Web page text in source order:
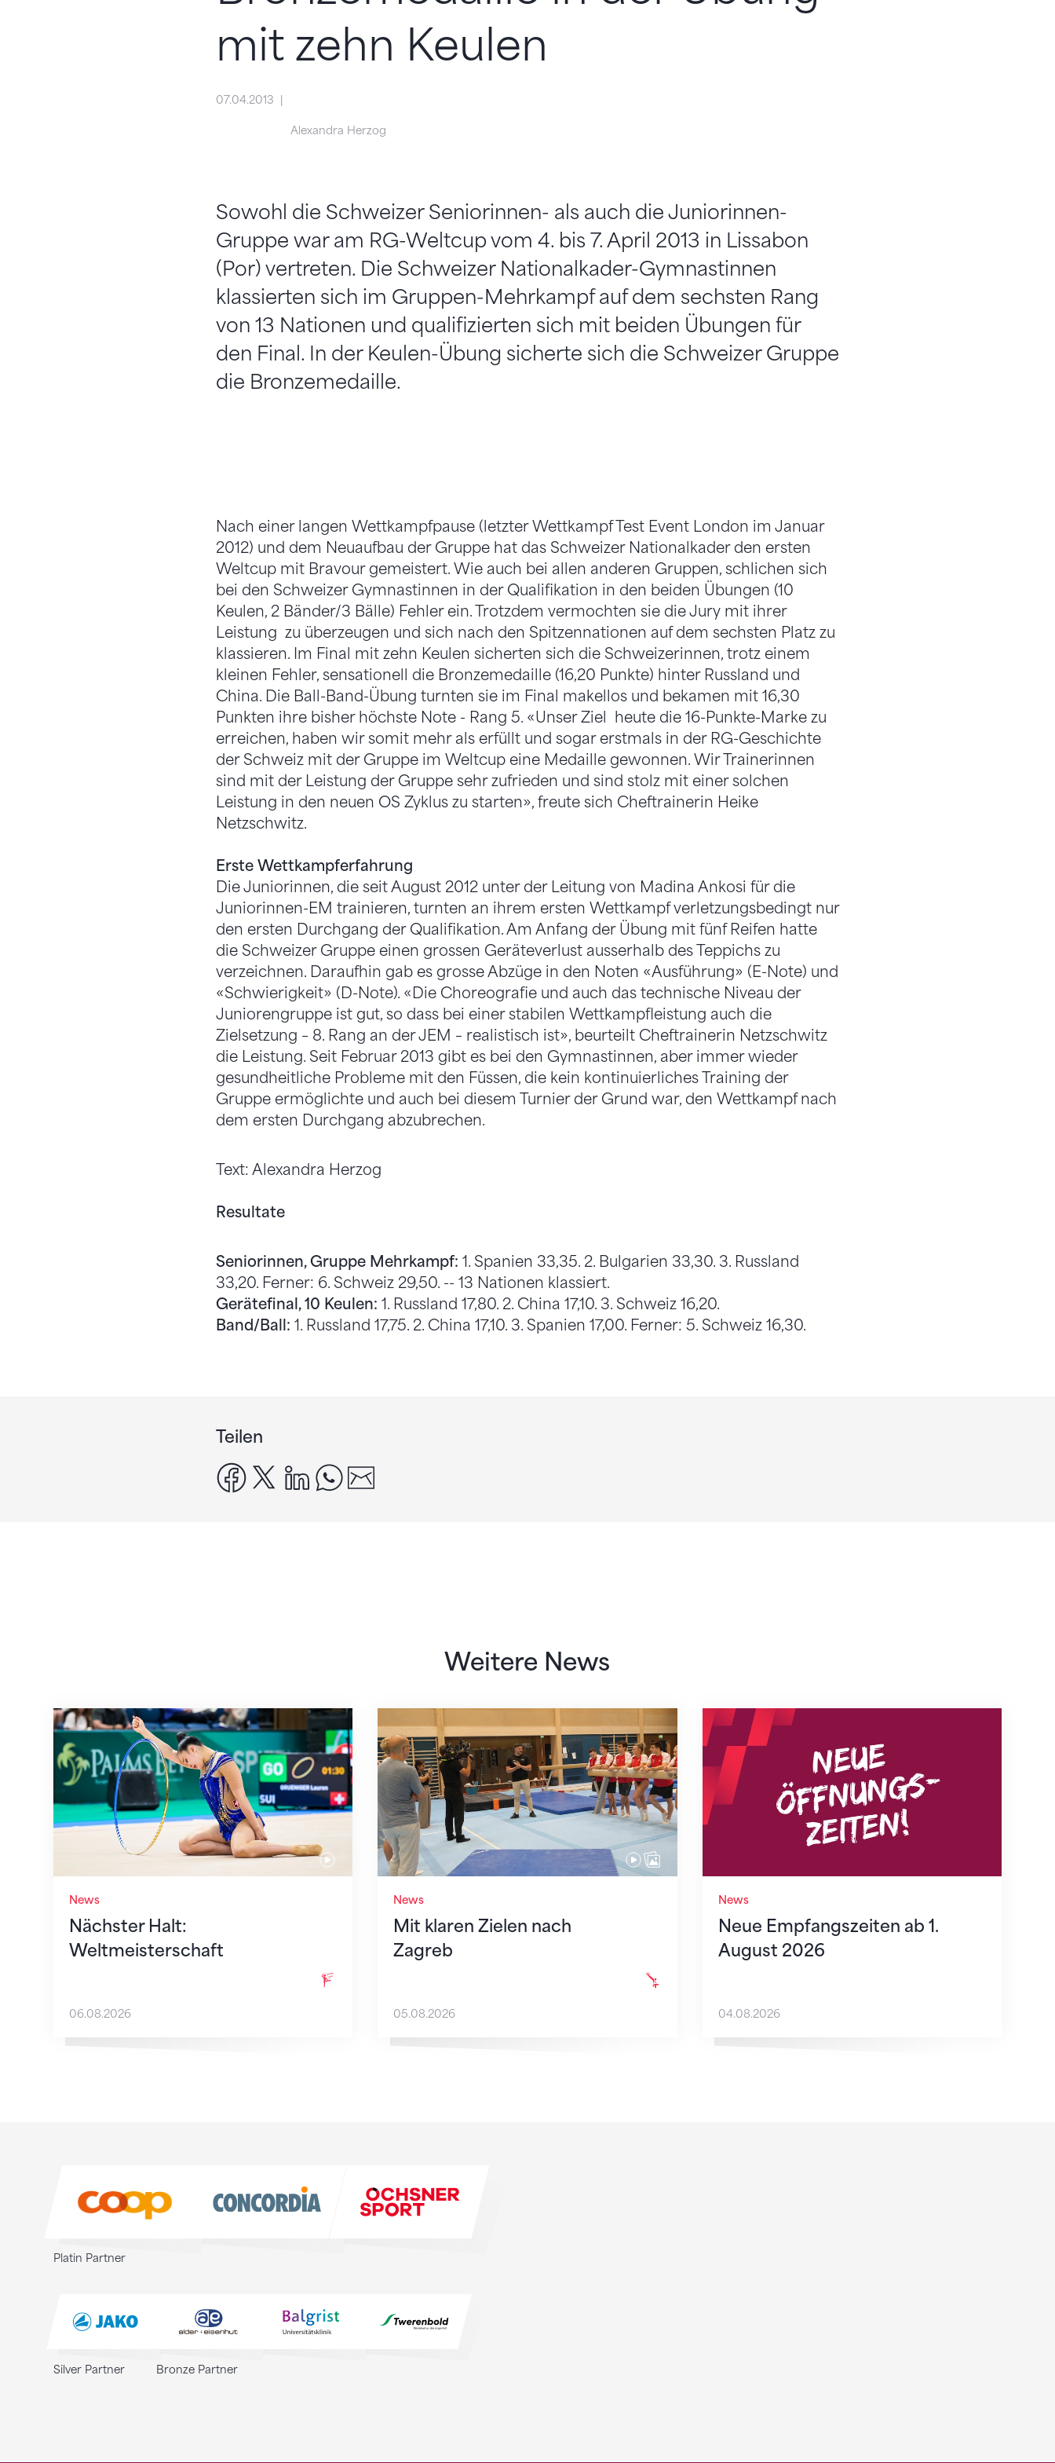
mit zehn Keulen
07.04.2013
Alexandra Herzog
Sowohl die Schweizer Seniorinnen- als auch die Juniorinnen-
Gruppe war am RG-Weltcup vom 4. bis 7. April 2013 in Lissabon
(Por) vertreten. Die Schweizer Nationalkader-Gymnastinnen
klassierten sich im Gruppen-Mehrkampf auf dem sechsten Rang
von 13 Nationen und qualifizierten sich mit beiden Übungen für
den Final. In der Keulen-Übung sicherte sich die Schweizer Gruppe
die Bronzemedaille.
Nach einer langen Wettkampfpause (letzter Wettkampf Test Event London im Januar
2012) und dem Neuaufbau der Gruppe hat das Schweizer Nationalkader den ersten
Weltcup mit Bravour gemeistert. Wie auch bei allen anderen Gruppen, schlichen sich
bei den Schweizer Gymnastinnen in der Qualifikation in den beiden Übungen (10
Keulen, 2 Bänder/3 Bälle) Fehler ein. Trotzdem vermochten sie die Jury mit ihrer
Leistung zu überzeugen und sich nach den Spitzennationen auf dem sechsten Platz zu
klassieren. Im Final mit zehn Keulen sicherten sich die Schweizerinnen, trotz einem
kleinen Fehler, sensationell die Bronzemedaille (16,20 Punkte) hinter Russland und
China. Die Ball-Band-Übung turnten sie im Final makellos und bekamen mit 16,30
Punkten ihre bisher höchste Note - Rang 5. «Unser Ziel heute die 16-Punkte-Marke zu
erreichen, haben wir somit mehr als erfüllt und sogar erstmals in der RG-Geschichte
der Schweiz mit der Gruppe im Weltcup eine Medaille gewonnen. Wir Trainerinnen
sind mit der Leistung der Gruppe sehr zufrieden und sind stolz mit einer solchen
Leistung in den neuen OS Zyklus zu starten», freute sich Cheftrainerin Heike
Netzschwitz.
Erste Wettkampferfahrung
Die Juniorinnen, die seit August 2012 unter der Leitung von Madina Ankosi für die
Juniorinnen-EM trainieren, turnten an ihrem ersten Wettkampf verletzungsbedingt nur
den ersten Durchgang der Qualifikation. Am Anfang der Übung mit fünf Reifen hatte
die Schweizer Gruppe einen grossen Geräteverlust ausserhalb des Teppichs zu
verzeichnen. Daraufhin gab es grosse Abzüge in den Noten «Ausführung» (E-Note) und
«Schwierigkeit» (D-Note). «Die Choreografie und auch das technische Niveau der
Juniorengruppe ist gut, so dass bei einer stabilen Wettkampfleistung auch die
Zielsetzung – 8. Rang an der JEM – realistisch ist», beurteilt Cheftrainerin Netzschwitz
die Leistung. Seit Februar 2013 gibt es bei den Gymnastinnen, aber immer wieder
gesundheitliche Probleme mit den Füssen, die kein kontinuierliches Training der
Gruppe ermöglichte und auch bei diesem Turnier der Grund war, den Wettkampf nach
dem ersten Durchgang abzubrechen.
Text: Alexandra Herzog
Resultate
Seniorinnen, Gruppe Mehrkampf: 1. Spanien 33,35. 2. Bulgarien 33,30. 3. Russland
33,20. Ferner: 6. Schweiz 29,50. -- 13 Nationen klassiert.
Gerätefinal, 10 Keulen: 1. Russland 17,80. 2. China 17,10. 3. Schweiz 16,20.
Band/Ball: 1. Russland 17,75. 2. China 17,10. 3. Spanien 17,00. Ferner: 5. Schweiz 16,30.
Teilen
facebook
x linkedinwhatsapp
Weitere News
News
Nächster Halt:
Weltmeisterschaft
Nächster Halt: Weltmeisterschaft
06.08.2026
News
Mit klaren Zielen nach
Zagreb
Mit klaren Zielen nach Zagreb
05.08.2026
News
Neue Empfangszeiten ab 1.
August 2026
Neue Empfangszeiten ab 1. August 2026
04.08.2026
Platin Partner
Silver Partner Bronze Partner